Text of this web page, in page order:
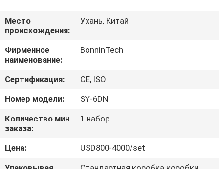
О
НАС
ПУТЕШЕСТВИЕ
ФАБРИКИ
ПРОВЕРКА
КАЧЕСТВА
СВЯЖИТЕСЬ
Место
происхождения:
Ухань, Китай
Фирменное
наименование:
BonninTech
Сертификация:
CE, ISO
Номер модели:
SY-6DN
Количество мин
заказа:
1 набор
Цена:
USD800-4000/set